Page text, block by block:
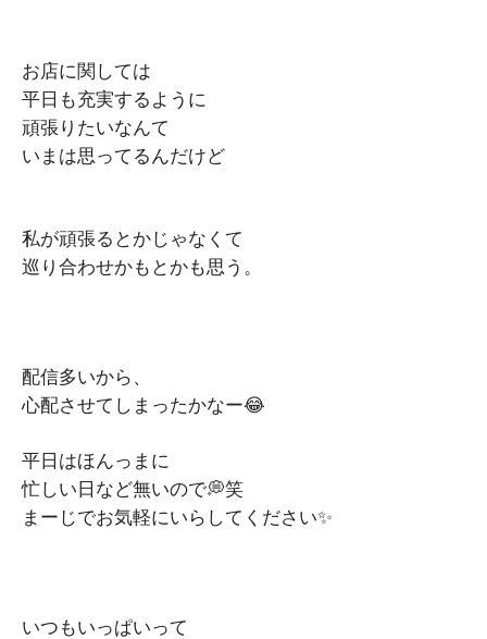
お店に関しては
平日も充実するように
頑張りたいなんて
いまは思ってるんだけど
私が頑張るとかじゃなくて
巡り合わせかもとかも思う。
配信多いから、
心配させてしまったかなー😂
平日はほんっまに
忙しい日など無いので💭笑
まーじでお気軽にいらしてください✨️
いつもいっぱいって